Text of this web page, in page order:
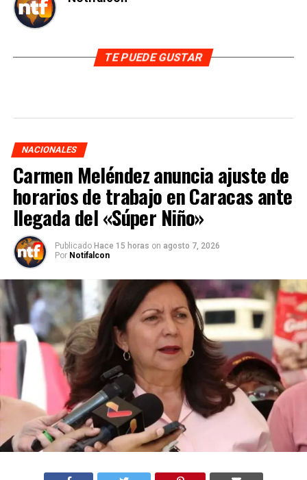
TE PUEDE GUSTAR
NACIONALES
Carmen Meléndez anuncia ajuste de
horarios de trabajo en Caracas ante
llegada del «Súper Niño»
Publicado Hace 15 horas on agosto 7, 2026
Por Notifalcon